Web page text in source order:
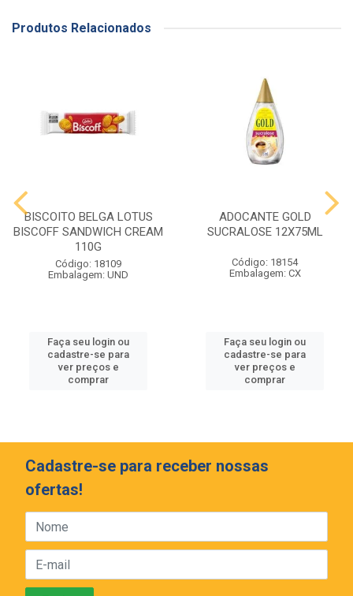
Produtos Relacionados
BISCOITO BELGA LOTUS
BISCOFF SANDWICH CREAM
110G
Código: 18109
Embalagem: UND
Faça seu login ou
cadastre-se para
ver preços e
comprar
ADOCANTE GOLD
SUCRALOSE 12X75ML
Código: 18154
Embalagem: CX
Faça seu login ou
cadastre-se para
ver preços e
comprar
Cadastre-se para receber nossas
ofertas!